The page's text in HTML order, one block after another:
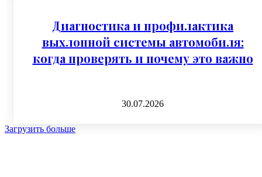
Диагностика и профилактика
выхлопной системы автомобиля:
когда проверять и почему это важно
30.07.2026
Загрузить больше